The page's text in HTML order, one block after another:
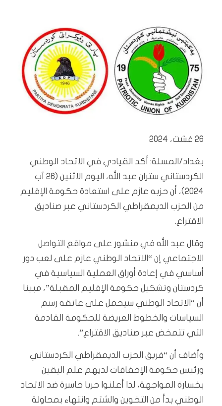
26 غشت، 2024
بغداد/المسلة: أكد القيادي في الاتحاد الوطني
الكردستاني ستران عبد الله، اليوم الاثنين (26 آب
2024)، أن حزبه عازم على استعادة حكومة الإقليم
من الحزب الديمقراطي الكردستاني عبر صناديق
الاقتراع.
وقال عبد الله في منشور على مواقع التواصل
الاجتماعي إن “الاتحاد الوطني عازم على لعب دور
أساسي في إعادة أوراق العملية السياسية في
كردستان وتشكيل حكومة الإقليم المقبلة”، مبينا
أن “الاتحاد الوطني سيحمل على عاتقه رسم
السياسات والخطوط العريضة للحكومة القادمة
التي تتمخض عبر صناديق الاقتراع”.
وأضاف أن “فريق الحزب الديمقراطي الكردستاني
ورئيس حكومة الإخفاقات لديهم علم اليقين
بخسارة المواجهة، لذا أعلنوا حربا خاسرة ضد الاتحاد
الوطني بدأ من التخوين والشتم وانتهاء بمحاولة